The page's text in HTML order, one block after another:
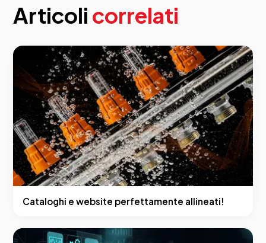
Articoli correlati
Cataloghi e website perfettamente allineati!